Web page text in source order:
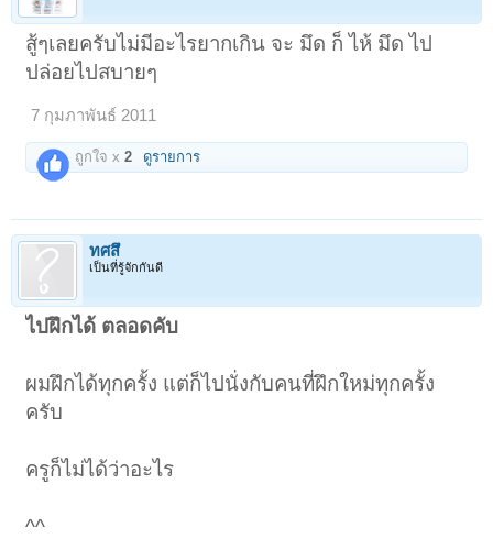
สู้ๆเลยครับไม่มีอะไรยากเกิน จะ มึด ก็ ไห้ มึด ไป
ปล่อยไปสบายๆ
7 กุมภาพันธ์ 2011
ถูกใจ x2 ดูรายการ
ทศสึ
เป็นที่รู้จักกันดี
ไปฝึกได้ ตลอดคับ
ผมฝึกได้ทุกครั้ง แต่ก็ไปนั่งกับคนที่ฝึกใหม่ทุกครั้ง
ครับ
ครูก็ไม่ได้ว่าอะไร
^^